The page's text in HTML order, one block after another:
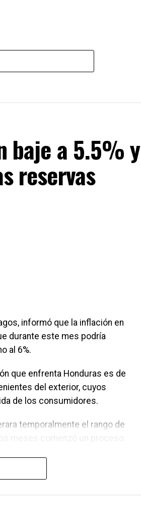
baje a 5.5% y
reservas
informó que la inflación en
durante este mes podría
al 6%.
que enfrenta Honduras es de
del exterior, cuyos
de los consumidores.
temporalmente el rango de
a converger a 5.8% y
de las reservas